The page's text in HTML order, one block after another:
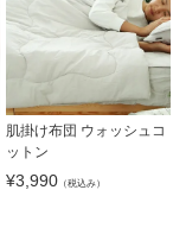
肌掛け布団 ウォッシュコ
ットン
¥3,990（税込み）